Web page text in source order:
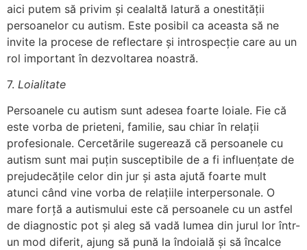
aici putem să privim și cealaltă latură a onestității
persoanelor cu autism. Este posibil ca aceasta să ne
invite la procese de reflectare și introspecție care au un
rol important în dezvoltarea noastră.
7. Loialitate
Persoanele cu autism sunt adesea foarte loiale. Fie că
este vorba de prieteni, familie, sau chiar în relații
profesionale. Cercetările sugerează că persoanele cu
autism sunt mai puțin susceptibile de a fi influențate de
prejudecățile celor din jur și asta ajută foarte mult
atunci când vine vorba de relațiile interpersonale. O
mare forță a autismului este că persoanele cu un astfel
de diagnostic pot și aleg să vadă lumea din jurul lor într-
un mod diferit, ajung să pună la îndoială și să încalce